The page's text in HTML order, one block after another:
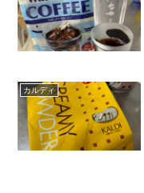
カルディ